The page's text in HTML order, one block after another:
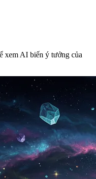
xem AI biến ý tưởng của